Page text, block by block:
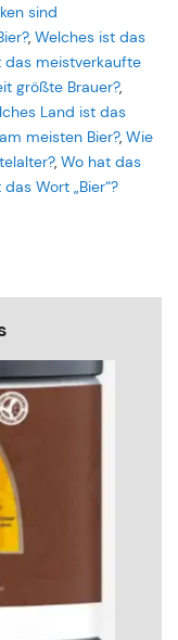
sind
, Welches ist das
das meistverkaufte
größte Brauer?,
Land ist das
meisten Bier?, Wie
, Wo hat das
Wort „Bier“?